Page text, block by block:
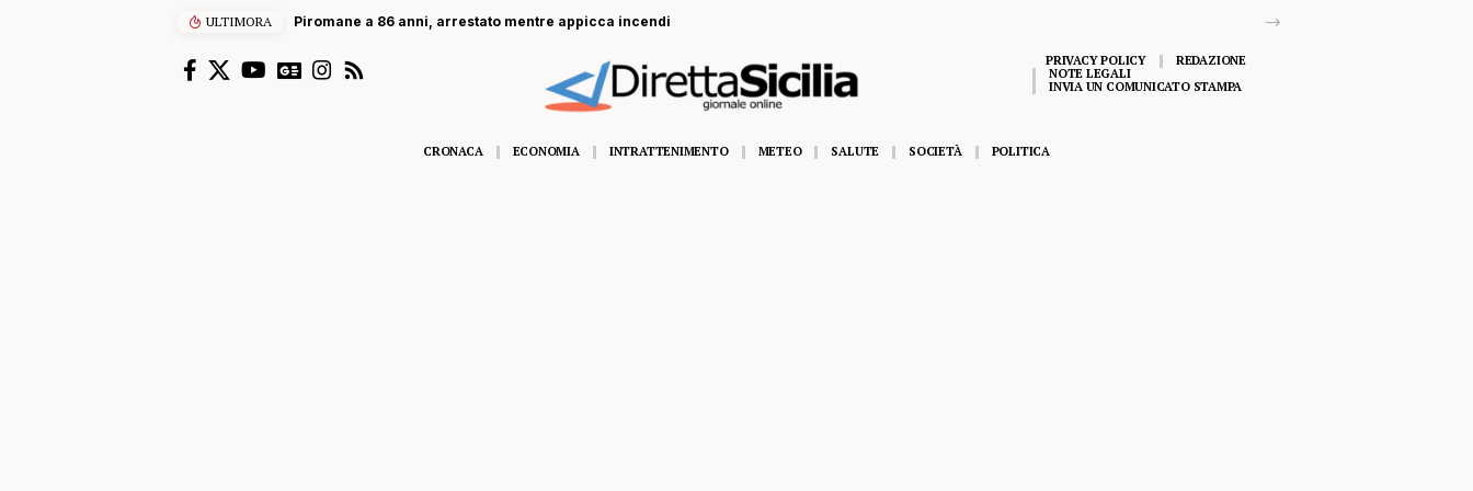
ULTIMORA Piromane a 86 anni, arrestato mentre appicca incendi
PRIVACY POLICY
REDAZIONE
NOTE LEGALI
INVIA UN COMUNICATO STAMPA
CRONACA ECONOMIA INTRATTENIMENTO METEO SALUTE SOCIETÀ POLITICA